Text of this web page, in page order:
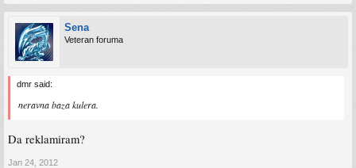
Sena
Veteran foruma
dmr said:
neravna baza kulera.
Da reklamiram?
Jan 24, 2012